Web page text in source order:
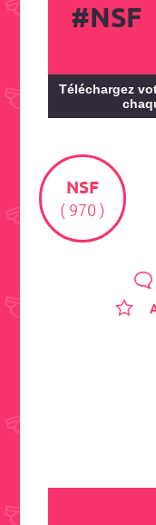
#NSF
Téléchargez
NSF
( 970 )